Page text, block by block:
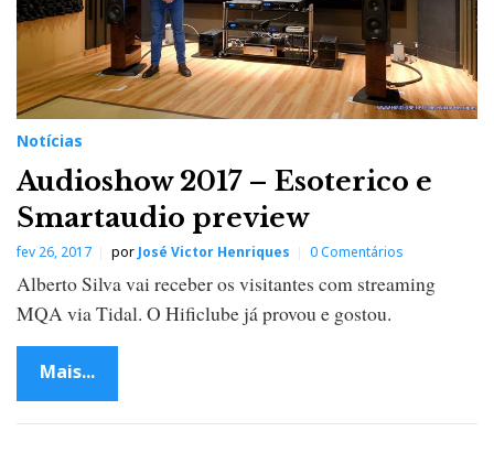
Notícias
Audioshow 2017 – Esoterico e
Smartaudio preview
fev 26, 2017 por José Victor Henriques 0 Comentários
Alberto Silva vai receber os visitantes com streaming
MQA via Tidal. O Hificlube já provou e gostou.
Mais...